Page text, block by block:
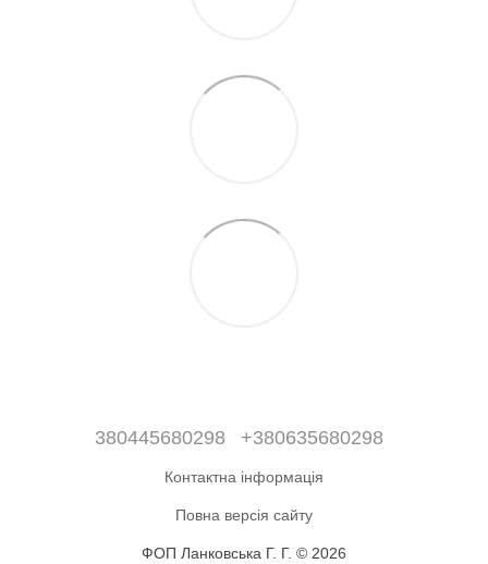
380445680298 +380635680298
Контактна інформація
Повна версія сайту
ФОП Ланковська Г. Г. © 2026